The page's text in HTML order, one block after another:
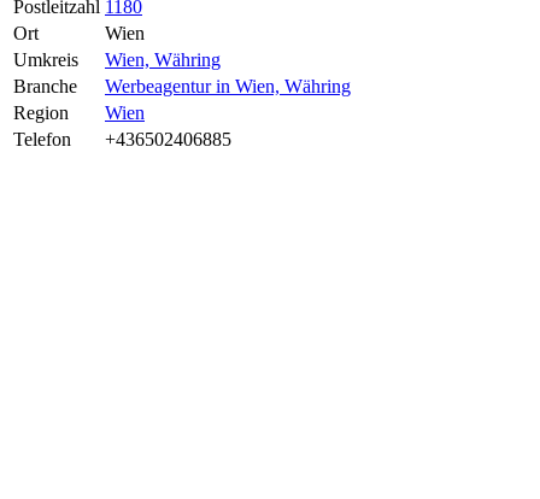
Postleitzahl 1180
Ort
Wien
Umkreis
Wien, Währing
Branche
Werbeagentur in Wien, Währing
Region
Wien
Telefon
+436502406885